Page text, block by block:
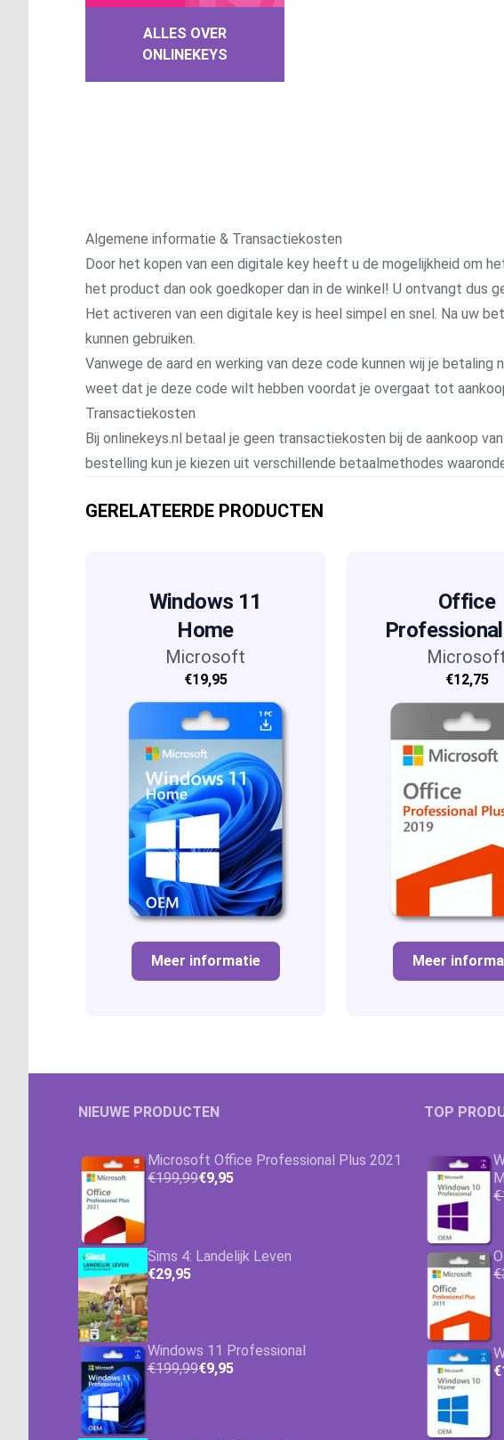
ALLES OVER
ONLINEKEYS
Algemene informatie & Transactiekosten
Door het kopen van een digitale key heeft u de mogelijkheid om
het product dan ook goedkoper dan in de winkel! U ontvangt dus
Het activeren van een digitale key is heel simpel en snel. Na uw
kunnen gebruiken.
Vanwege de aard en werking van deze code kunnen wij je
weet dat je deze code wilt hebben voordat je overgaat tot
Transactiekosten
Bij onlinekeys.nl betaal je geen transactiekosten bij de aankoop
bestelling kun je kiezen uit verschillende betaalmethodes
GERELATEERDE PRODUCTEN
Windows 11
Home
Microsoft
€19,95
Meer informatie
Office
Professional
2019
€12,75
Meer
NIEUWE PRODUCTEN
Microsoft Office Professional Plus 2021
€199,99€9,95
Sims 4: Landelijk Leven
€29,95
Windows 11 Professional
€199,99€9,95
TOP